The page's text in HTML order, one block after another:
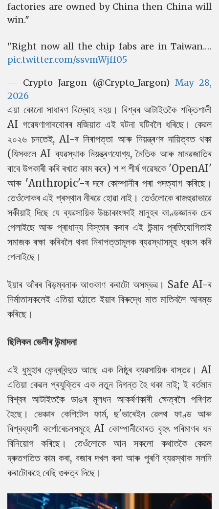
factories are owned by China then China will
win."
"Right now all the chip fabs are in Taiwan.…
pic.twitter.com/ssvmWjff05
— Crypto Jargon (@Crypto_Jargon) May 28,
2026
এয়া কোনো সাধাৰণ বিদ্ৰোহ নহয়। বিশ্বৰ আটাইতকৈ শক্তিশালী
AI গৱেষণাগাৰবোৰৰ মজিয়াত এই ঘটনা ঘটিবলৈ ধৰিছে। কেৱল
২০২৬ চনতেই, AI-ৰ নিৰাপত্তা আৰু নিয়ন্ত্ৰণৰ দায়িত্বত থকা
(যিসকলে AI ব্যৱস্থাক নিয়ন্ত্ৰণযোগ্য, নৈতিক আৰু মানৱজাতিৰ
বাবে উপকাৰী কৰি ৰখাত কাম কৰে) শ শ শীৰ্ষ গৱেষকে 'OpenAI'
আৰু 'Anthropic'-ৰ দৰে কোম্পানীৰ পৰা পদত্যাগ কৰিছে।
তেওঁলোকৰ এই প্ৰস্থান নীৰৱে হোৱা নাই। তেওঁলোকে ৰাজহুৱাভাৱে
সকীয়াই দিছে যে ব্যৱসায়িক উচ্চাকাংক্ষাই মানুহৰ কাণ্ডজ্ঞানক চেৰ
পেলাইছে আৰু প্ৰাধান্য বিস্তাৰ কৰাৰ এই উন্মাদ প্ৰতিযোগিতাই
সমাজক ৰক্ষা কৰিবলৈ থকা নিৰাপত্তামূলক ব্যৱস্থাসমূহ ধ্বংস কৰি
পেলাইছে।
ইয়াৰ আঁৰৰ বিড়ম্বনাক আওকাণ কৰাটো অসম্ভৱ। Safe AI-ৰ
নিৰ্মাতাসকলেই এতিয়া হঠাতে ইয়াৰ বিৰুদ্ধে মাত মাতিবলৈ আৰম্ভ
কৰিছে।
ছিলিকন ভেলীৰ উন্মাদনা
এই ধুমুহাৰ কেন্দ্ৰবিন্দুত আছে এক নিষ্ঠুৰ ব্যৱসায়িক বাস্তৱ। AI
এতিয়া কেৱল প্ৰযুক্তিৰ এক নতুন দিগন্ত হৈ থকা নাই; ই বৰ্তমান
বিশ্বৰ আটাইতকৈ ডাঙৰ মূলধন আকৰ্ষণকাৰী ক্ষেত্ৰলৈ পৰিণত
হৈছে। ভেঞ্চাৰ কেপিটেল ফাৰ্ম, ছ'ভাৰেইন ৱেলথ ফাণ্ড আৰু
বিশ্বব্যাপী কৰ্পোৰেচনসমূহে AI কোম্পানীবোৰত বৃহৎ পৰিমাণৰ ধন
বিনিয়োগ কৰিছে। তেওঁলোকে আন সকলো কথাতকৈ কেৱল
দ্ৰুতগতিত কাম কৰা, বজাৰ দখল কৰা আৰু পুৰণি ব্যৱস্থাক সলনি
কৰাটোকহে বেছি গুৰুত্ব দিছে।